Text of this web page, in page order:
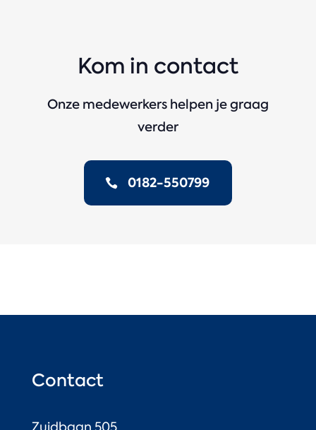
Kom in contact
Onze medewerkers helpen je graag
verder
0182-550799
Contact